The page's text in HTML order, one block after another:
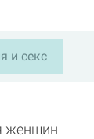
и секс
женщин